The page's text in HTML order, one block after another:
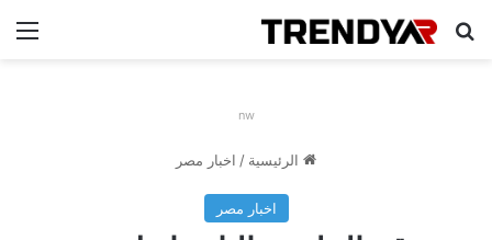
بحث عن
nw
الرئيسية / اخبار مصر
اخبار مصر